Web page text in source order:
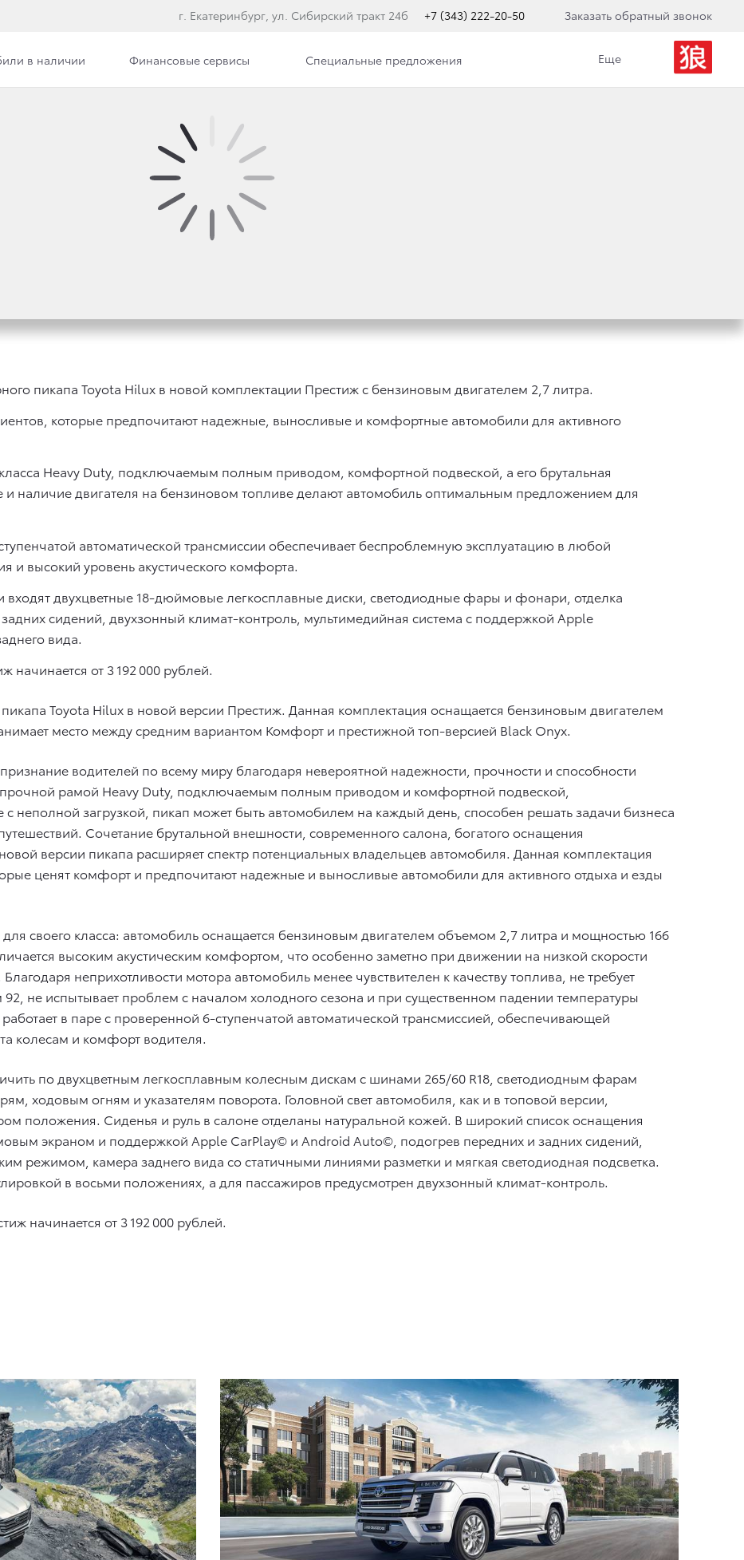
г. Екатеринбург, ул. Сибирский тракт 24б +7 (343) 222-20-50 Заказать обратный звонок
в наличии Финансовые сервисы Специальные предложения Еще
КУЛЬТОВОГО ПИКАПА TOYOTA
ПРЕСТИЖ
пикапа Toyota Hilux в новой комплектации Престиж с бензиновым двигателем 2,7 литра.
которые предпочитают надежные, выносливые и комфортные автомобили для активного
Heavy Duty, подключаемым полным приводом, комфортной подвеской, а его брутальная
наличие двигателя на бензиновом топливе делают автомобиль оптимальным предложением для
автоматической трансмиссии обеспечивает беспроблемную эксплуатацию в любой
и высокий уровень акустического комфорта.
двухцветные 18-дюймовые легкосплавные диски, светодиодные фары и фонари, отделка
сидений, двухзонный климат-контроль, мультимедийная система с поддержкой Apple
вида.
начинается от 3 192 000 рублей.
Toyota Hilux в новой версии Престиж. Данная комплектация оснащается бензиновым двигателем
место между средним вариантом Комфорт и престижной топ-версией Black Onyx.
водителей по всему миру благодаря невероятной надежности, прочности и способности
прочной рамой Heavy Duty, подключаемым полным приводом и комфортной подвеской,
неполной загрузкой, пикап может быть автомобилем на каждый день, способен решать задачи бизнеса
Сочетание брутальной внешности, современного салона, богатого оснащения
версии пикапа расширяет спектр потенциальных владельцев автомобиля. Данная комплектация
ценят комфорт и предпочитают надежные и выносливые автомобили для активного отдыха и езды
своего класса: автомобиль оснащается бензиновым двигателем объемом 2,7 литра и мощностью 166
высоким акустическим комфортом, что особенно заметно при движении на низкой скорости
неприхотливости мотора автомобиль менее чувствителен к качеству топлива, не требует
не испытывает проблем с началом холодного сезона и при существенном падении температуры
в паре с проверенной 6-ступенчатой автоматической трансмиссией, обеспечивающей
колесам и комфорт водителя.
по двухцветным легкосплавным колесным дискам с шинами 265/60 R18, светодиодным фарам
ходовым огням и указателям поворота. Головной свет автомобиля, как и в топовой версии,
положения. Сиденья и руль в салоне отделаны натуральной кожей. В широкий список оснащения
экраном и поддержкой Apple CarPlay© и Android Auto©, подогрев передних и задних сидений,
режимом, камера заднего вида со статичными линиями разметки и мягкая светодиодная подсветка.
в восьми положениях, а для пассажиров предусмотрен двухзонный климат-контроль.
начинается от 3 192 000 рублей.